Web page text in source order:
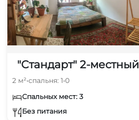
"Стандарт" 2-местный
2 м²•спальня: 1•0
Спальных мест: 3
Без питания